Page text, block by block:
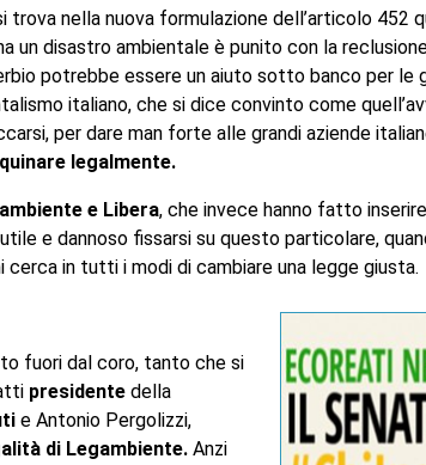
trova nella nuova formulazione dell’articolo 452
un disastro ambientale è punito con la reclusione
potrebbe essere un aiuto sotto banco per le
italiano, che si dice convinto come
per dare man forte alle grandi aziende
legalmente.
e Libera, che invece hanno fatto
e dannoso fissarsi su questo particolare,
in tutti i modi di cambiare una legge giusta.
fuori dal coro, tanto che si
presidentedella
e Antonio Pergolizzi,
di Legambiente. Anzi